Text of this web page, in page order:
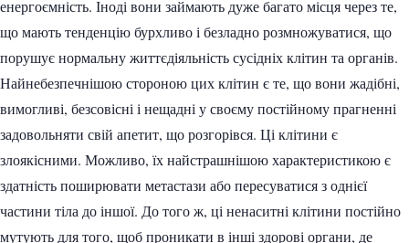
енергоємність. Іноді вони займають дуже багато місця через те,
що мають тенденцію бурхливо і безладно розмножуватися, що
порушує нормальну життєдіяльність сусідніх клітин та органів.
Найнебезпечнішою стороною цих клітин є те, що вони жадібні,
вимогливі, безсовісні і нещадні у своєму постійному прагненні
задовольняти свій апетит, що розгорівся. Ці клітини є
злоякісними. Можливо, їх найстрашнішою характеристикою є
здатність поширювати метастази або пересуватися з однієї
частини тіла до іншої. До того ж, ці ненаситні клітини постійно
мутують для того, щоб проникати в інші здорові органи, де